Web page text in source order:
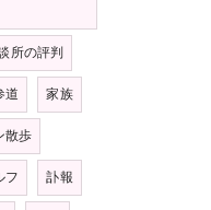
所の評判
道 家族
散歩
フ 訃報